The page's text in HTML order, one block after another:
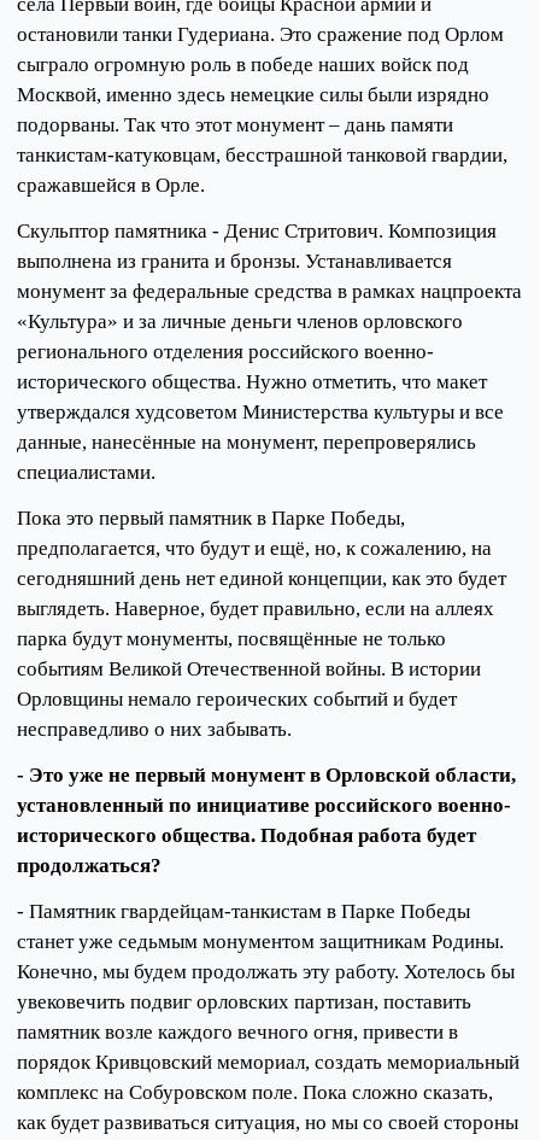
остановили танки Гудериана. Это сражение под Орлом
сыграло огромную роль в победе наших войск под
Москвой, именно здесь немецкие силы были изрядно
подорваны. Так что этот монумент – дань памяти
танкистам-катуковцам, бесстрашной танковой гвардии,
сражавшейся в Орле.
Скульптор памятника - Денис Стритович. Композиция
выполнена из гранита и бронзы. Устанавливается
монумент за федеральные средства в рамках нацпроекта
«Культура» и за личные деньги членов орловского
регионального отделения российского военно-
исторического общества. Нужно отметить, что макет
утверждался худсоветом Министерства культуры и все
данные, нанесённые на монумент, перепроверялись
специалистами.
Пока это первый памятник в Парке Победы,
предполагается, что будут и ещё, но, к сожалению, на
сегодняшний день нет единой концепции, как это будет
выглядеть. Наверное, будет правильно, если на аллеях
парка будут монументы, посвящённые не только
событиям Великой Отечественной войны. В истории
Орловщины немало героических событий и будет
несправедливо о них забывать.
- Это уже не первый монумент в Орловской области,
установленный по инициативе российского военно-
исторического общества. Подобная работа будет
продолжаться?
- Памятник гвардейцам-танкистам в Парке Победы
станет уже седьмым монументом защитникам Родины.
Конечно, мы будем продолжать эту работу. Хотелось бы
увековечить подвиг орловских партизан, поставить
памятник возле каждого вечного огня, привести в
порядок Кривцовский мемориал, создать мемориальный
комплекс на Собуровском поле. Пока сложно сказать,
как будет развиваться ситуация, но мы со своей стороны